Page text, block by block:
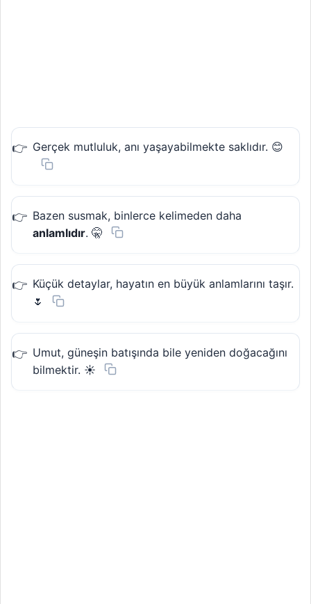
Gerçek mutluluk, anı yaşayabilmekte saklıdır. 😊
Bazen susmak, binlerce kelimeden daha
anlamlıdır. 🤫
Küçük detaylar, hayatın en büyük anlamlarını taşır.
🌷
Umut, güneşin batışında bile yeniden doğacağını
bilmektir. ☀️